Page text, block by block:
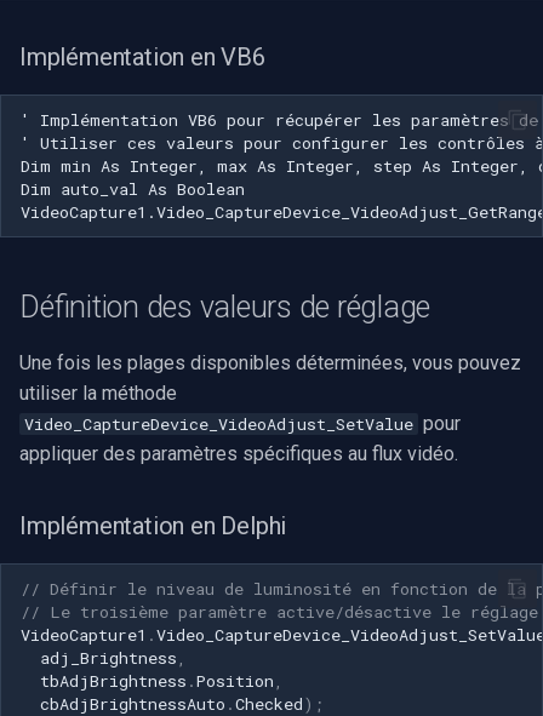
EverFocus
ABUS
AVTech
Zavio
CP Plus
Sanyo
Implémentation en VB6
Définition des valeurs de réglage
Une fois les plages disponibles déterminées, vous pouvez
utiliser la méthode
Video_CaptureDevice_VideoAdjust_SetValue pour
appliquer des paramètres spécifiques au flux vidéo.
Implémentation en Delphi
// Définir le niveau de luminosité en fonction de la
// Le troisième paramètre active/désactive le
VideoCapture1 .
adj_Brightness
tbAdjBrightness .Position
cbAdjBrightnessAuto .Checked) ;